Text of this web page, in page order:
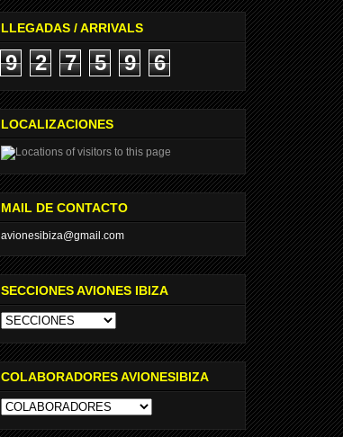
LLEGADAS / ARRIVALS
9 2 7 5 9 6
LOCALIZACIONES
MAIL DE CONTACTO
avionesibiza@gmail.com
SECCIONES AVIONES IBIZA
COLABORADORES AVIONESIBIZA